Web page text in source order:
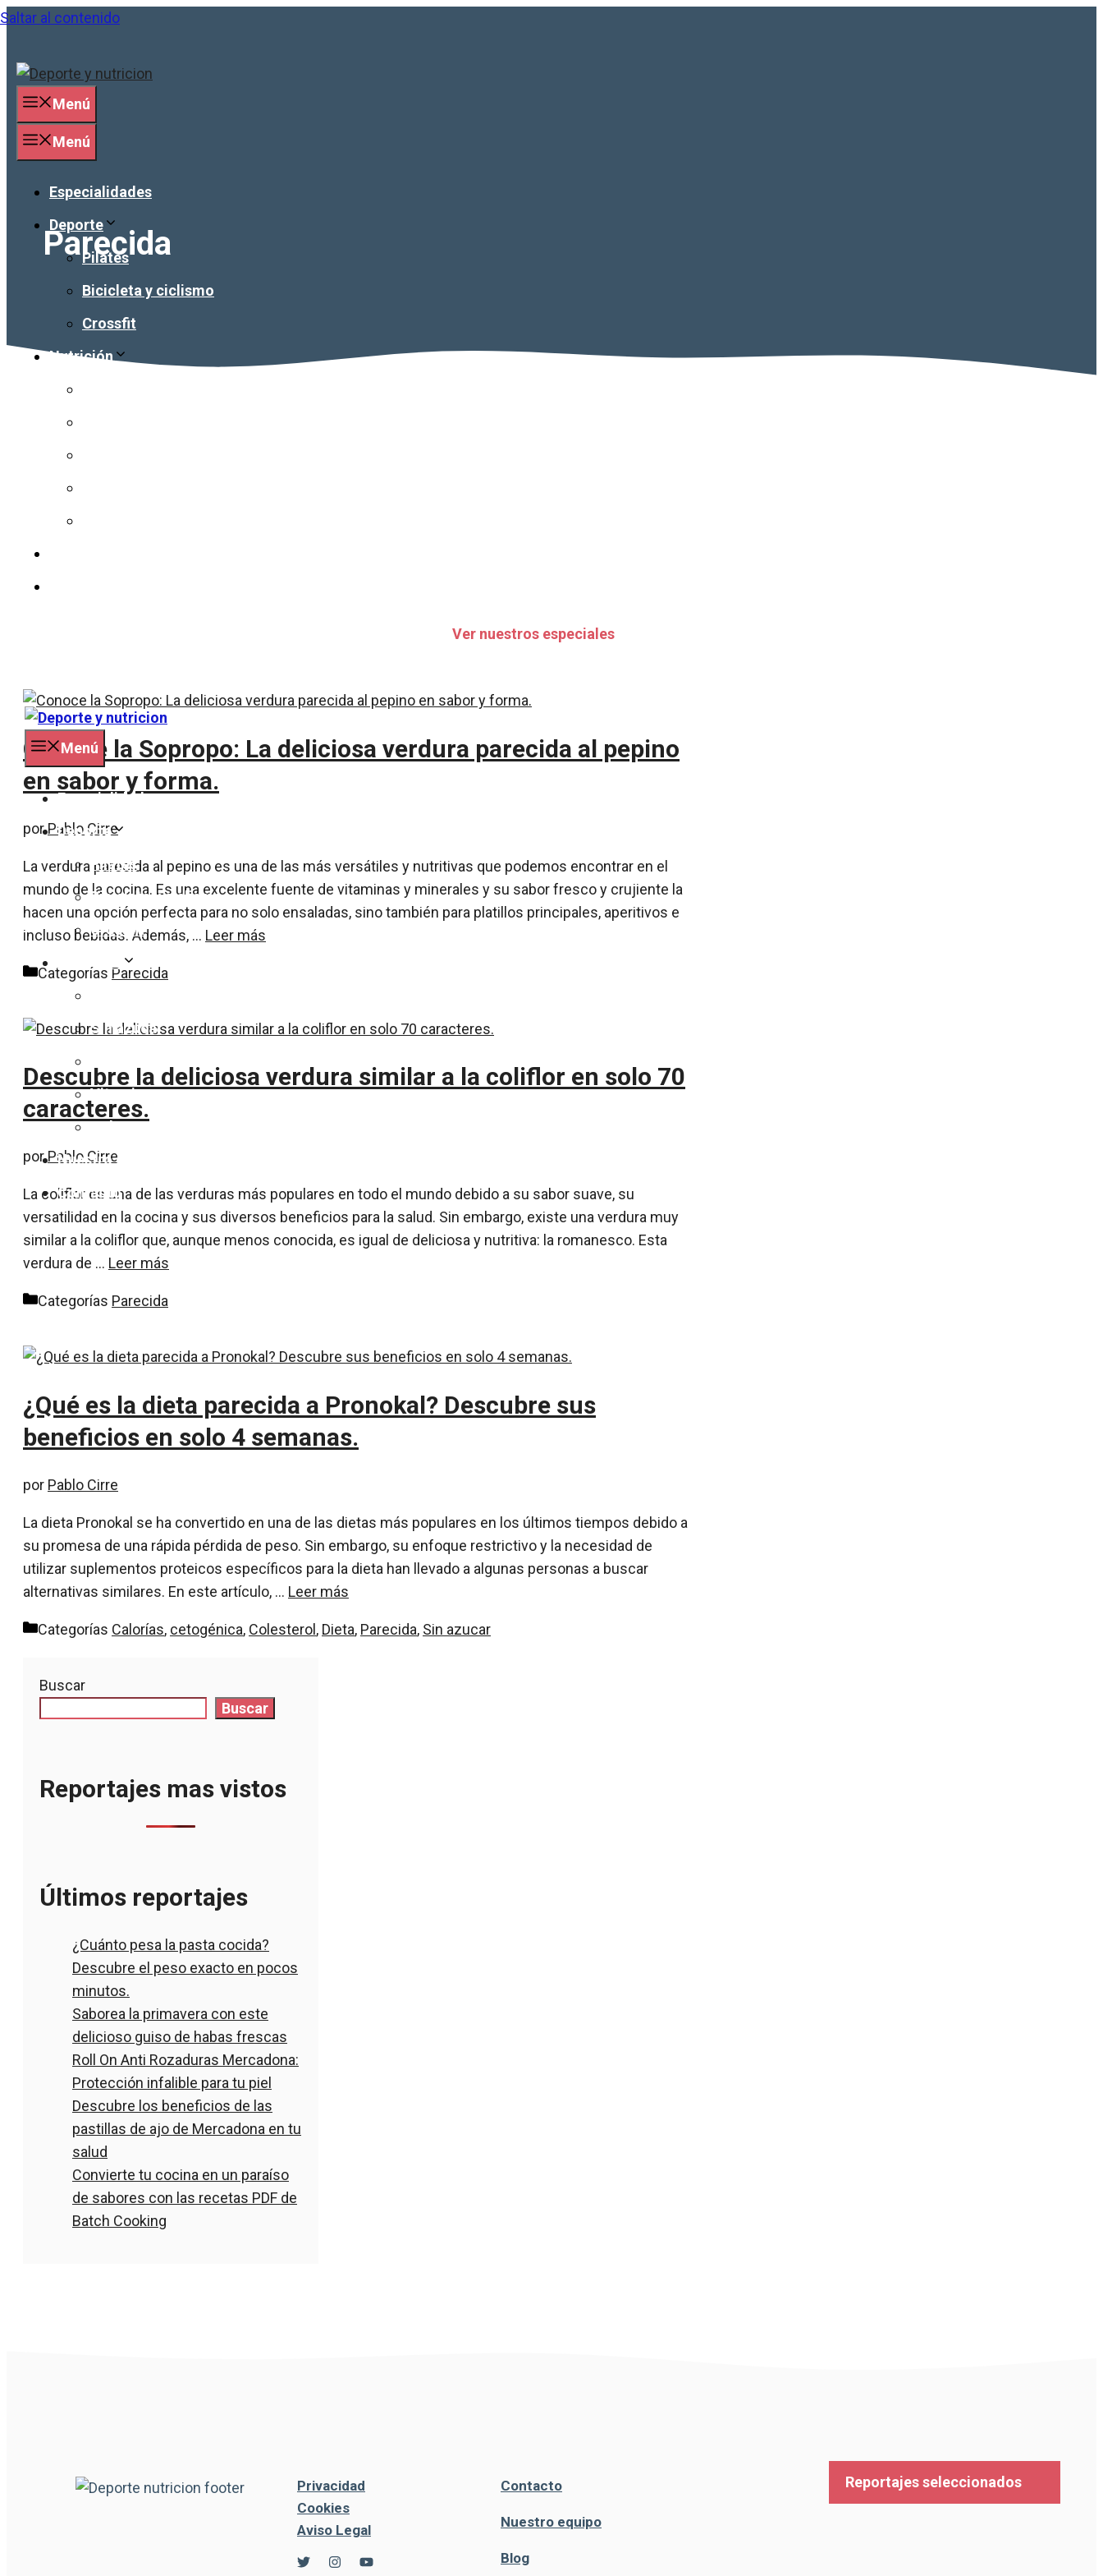
Saltar al contenido
Menú
Menú
Especialidades
Deporte
Pilates
Bicicleta y ciclismo
Crossfit
Nutrición
Ver nuestros especiales
Menú
Especialidades
Deporte
Pilates
Bicicleta y ciclismo
Crossfit
Sin azucar
Vitaminas
Colesterol
Nuestro equipo
Contacto
Parecida
Conoce la Sopropo: La deliciosa verdura parecida al pepino
en sabor y forma.
porPablo Cirre
La verdura parecida al pepino es una de las más versátiles y nutritivas que podemos encontrar en el
mundo de la cocina. Es una excelente fuente de vitaminas y minerales y su sabor fresco y crujiente la
hacen una opción perfecta para no solo ensaladas, sino también para platillos principales, aperitivos e
incluso bebidas. Además, … Leer más
Categorías Parecida
Descubre la deliciosa verdura similar a la coliflor en solo 70
caracteres.
porPablo Cirre
La coliflor es una de las verduras más populares en todo el mundo debido a su sabor suave, su
versatilidad en la cocina y sus diversos beneficios para la salud. Sin embargo, existe una verdura muy
similar a la coliflor que, aunque menos conocida, es igual de deliciosa y nutritiva: la romanesco. Esta
verdura de … Leer más
Categorías Parecida
¿Qué es la dieta parecida a Pronokal? Descubre sus
beneficios en solo 4 semanas.
por Pablo Cirre
La dieta Pronokal se ha convertido en una de las dietas más populares en los últimos tiempos debido a
su promesa de una rápida pérdida de peso. Sin embargo, su enfoque restrictivo y la necesidad de
utilizar suplementos proteicos específicos para la dieta han llevado a algunas personas a buscar
alternativas similares. En este artículo, … Leer más
Categorías Calorías, cetogénica, Colesterol , Dieta, Parecida, Sin azucar
Buscar
Buscar
Reportajes mas vistos
Últimos reportajes
¿Cuánto pesa la pasta cocida?
Descubre el peso exacto en pocos
minutos.
Saborea la primavera con este
delicioso guiso de habas frescas
Roll On Anti Rozaduras Mercadona:
Protección infalible para tu piel
Descubre los beneficios de las
pastillas de ajo de Mercadona en tu
salud
Convierte tu cocina en un paraíso
de sabores con las recetas PDF de
Batch Cooking
Privacidad
Cookies
Aviso Legal
Contacto
Nuestro equipo
Blog
Reportajes seleccionados